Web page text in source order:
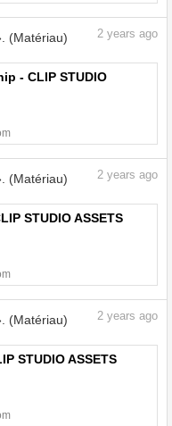
(Matériau) 2 years ago
- CLIP STUDIO
(Matériau) 2 years ago
STUDIO ASSETS
(Matériau) 2 years ago
STUDIO ASSETS